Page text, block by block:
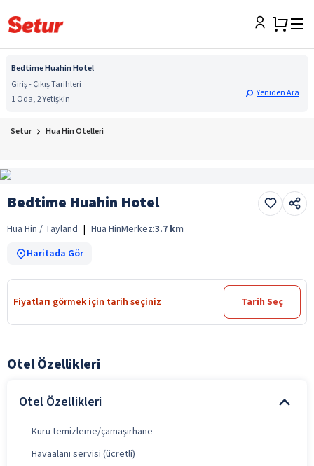
Bedtime Huahin Hotel
Giriş - Çıkış Tarihleri
1 Oda, 2 Yetişkin
Yeniden Ara
Setur Hua Hin Otelleri
Bedtime Huahin Hotel
Hua Hin / Tayland | Hua HinMerkez:3.7 km
Haritada Gör
Fiyatları görmek için tarih seçiniz Tarih Seç
Otel Özellikleri
Otel Özellikleri
Kuru temizleme/çamaşırhane
Havaalanı servisi (ücretli)